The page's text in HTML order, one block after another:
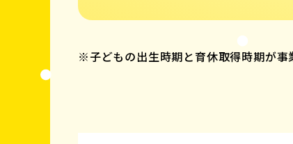
※子どもの出生時期と育休取得時期が事